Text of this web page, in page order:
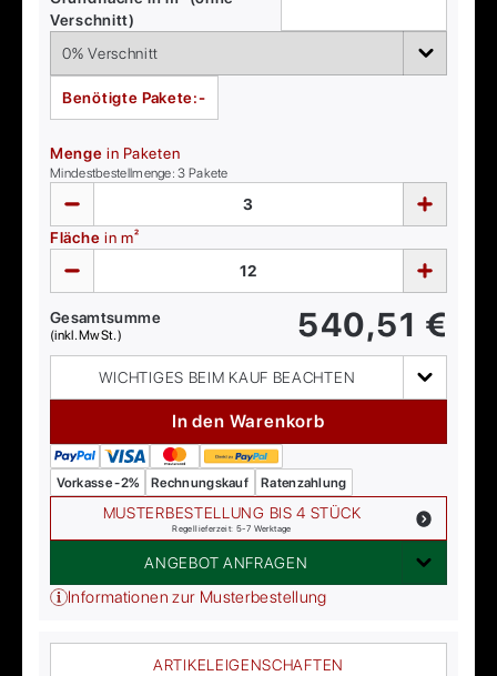
Verschnitt)
Benötigte Pakete:-
Menge in Paketen
Mindestbestellmenge:3 Pakete
Fläche in m²
Gesamtsumme
(inkl. MwSt.) 540,51 €
WICHTIGES BEIM KAUF BEACHTEN
In den Warenkorb
Vorkasse -2% Rechnungskauf Ratenzahlung
MUSTERBESTELLUNG BIS 4 STÜCK
Regellieferzeit: 5-7 Werktage
ANGEBOT ANFRAGEN
Informationen zur Musterbestellung
ARTIKELEIGENSCHAFTEN